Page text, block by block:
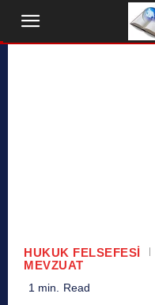
HUKUK FELSEFESI
MEVZUAT
1 min. Read